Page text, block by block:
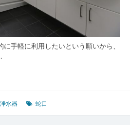
手軽に利用したいという願いから、
浄水器 蛇口